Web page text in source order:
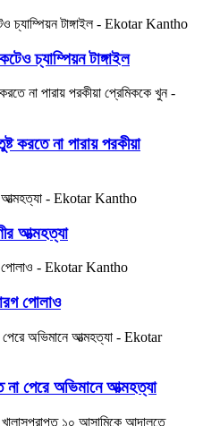
চ্যাম্পিয়ন টাঙ্গাইল
করতে না পারায় পরকীয়া
আত্মহত্যা
পোলাও
না পেরে অভিমানে আত্মহত্যা